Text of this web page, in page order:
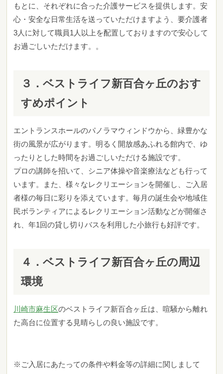
もとに、それぞれに合った介護サービスを提供します。安
心・安全な日常生活を送っていただけますよう、要介護者
3人に対して職員1人以上を配置しておりますので安心して
お過ごしいただけます。。
３．ベストライフ新百合ヶ丘のおす
すめポイント
エントランスホールのパノラマウィンドウから、緑豊かな
街の風景が広がります。明るく開放感あふれる館内で、ゆ
ったりとした時間をお過ごしいただける施設です。
プロの講師を招いて、シニア体操や音楽療法なども行って
います。また、様々なレクリエーションを開催し、ご入居
者様の毎日に彩りを添えています。毎月の誕生会や地域住
民ボランティアによるレクリエーション活動などが開催さ
れ、年1回の貸し切りバスを利用した小旅行も好評です。
４．ベストライフ新百合ヶ丘の周辺
環境
川崎市麻生区のベストライフ新百合ヶ丘は、喧騒から離れ
た高台に位置する見晴らしの良い施設です。
※ご入居にあたっての条件や料金等の詳細に関しまして